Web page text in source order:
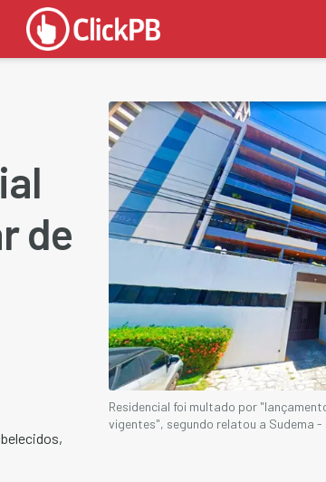
de
Residencial foi multado por
vigentes", segundo relatou a Sudema